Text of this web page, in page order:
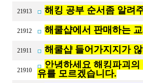
21913 해킹 공부 순서좀 알려
21912 해쿨샵에서 판매하는
21911 해쿨샵 들어가지지가
21910
안녕하세요 해킹파괴
유를 모르겠습니다.